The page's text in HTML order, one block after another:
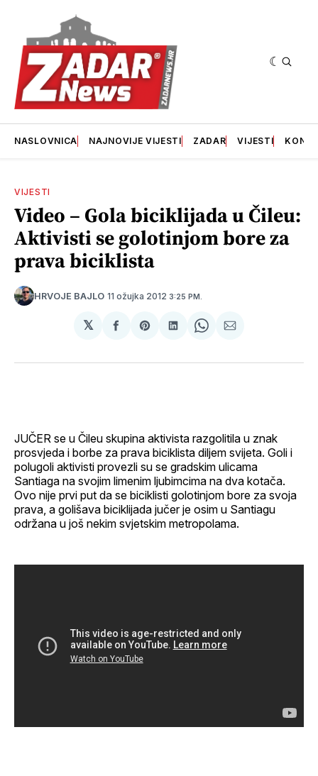
NASLOVNICA NAJNOVIJE VIJESTI ZADAR VIJESTI
VIJESTI
Video – Gola biciklijada u Čileu:
Aktivisti se golotinjom bore za
prava biciklista
HRVOJE BAJLO 11 ožujka 2012 3:25 PM.
𝕏
podijeliSharepodijeliSharepodijeli
JUČER se u Čileu skupina aktivista razgolitila u znak
prosvjeda i borbe za prava biciklista diljem svijeta. Goli i
polugoli aktivisti provezli su se gradskim ulicama
Santiaga na svojim limenim ljubimcima na dva kotača.
Ovo nije prvi put da se biciklisti golotinjom bore za svoja
prava, a golišava biciklijada jučer je osim u Santiagu
održana u još nekim svjetskim metropolama.